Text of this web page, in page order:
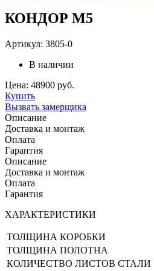
КОНДОР М5
Артикул: 3805-0
В наличии
Цена: 48900 руб.
Купить
Вызвать замерщика
Описание
Доставка и монтаж
Оплата
Гарантия
Описание
Доставка и монтаж
Оплата
Гарантия
ХАРАКТЕРИСТИКИ
ТОЛЩИНА КОРОБКИ
ТОЛЩИНА ПОЛОТНА
КОЛИЧЕСТВО ЛИСТОВ СТАЛИ